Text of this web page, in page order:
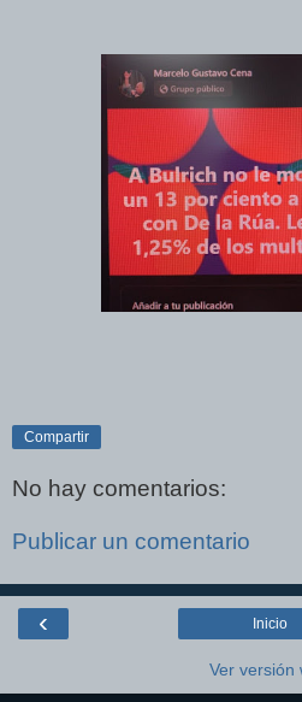
Compartir
No hay comentarios:
Publicar un comentario
‹ Inicio
Ver versión